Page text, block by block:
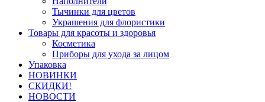
Тычинки для цветов
Украшения для флористики
Товары для красоты и здоровья
Косметика
Приборы для ухода за лицом
Упаковка
НОВИНКИ
СКИДКИ!
НОВОСТИ